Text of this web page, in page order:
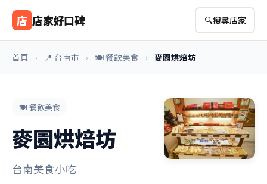
店 店家好口碑 🔍搜尋店家
首頁 › 📍 台南市 › 🍽️ 餐飲美食 › 麥園烘焙坊
🍽️ 餐飲美食
麥園烘焙坊
台南美食小吃